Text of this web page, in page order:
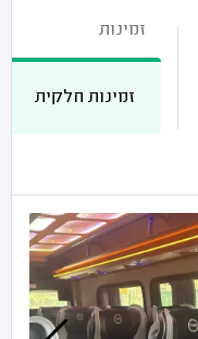
זמינות
זמינות חלקית